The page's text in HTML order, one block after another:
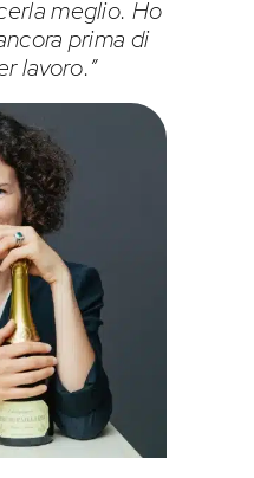
meglio. Ho
prima di
lavoro.”